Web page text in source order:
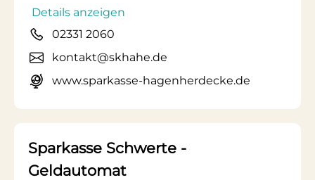
Details anzeigen
02331 2060
kontakt@skhahe.de
www.sparkasse-hagenherdecke.de
Sparkasse Schwerte -
Geldautomat